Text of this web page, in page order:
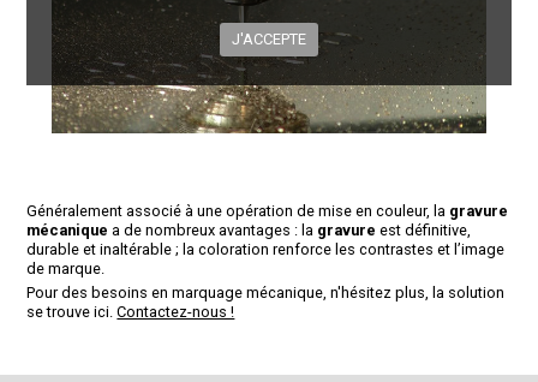
Généralement associé à une opération de mise en couleur, la gravure
mécanique a de nombreux avantages : la gravure est définitive,
durable et inaltérable ; la coloration renforce les contrastes et l’image
de marque.
Pour des besoins en marquage mécanique, n'hésitez plus, la solution
se trouve ici.Contactez-nous !